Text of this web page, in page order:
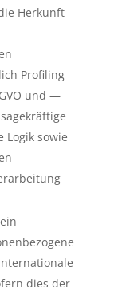
Herkunft
Profiling
und —
sowie
dies der